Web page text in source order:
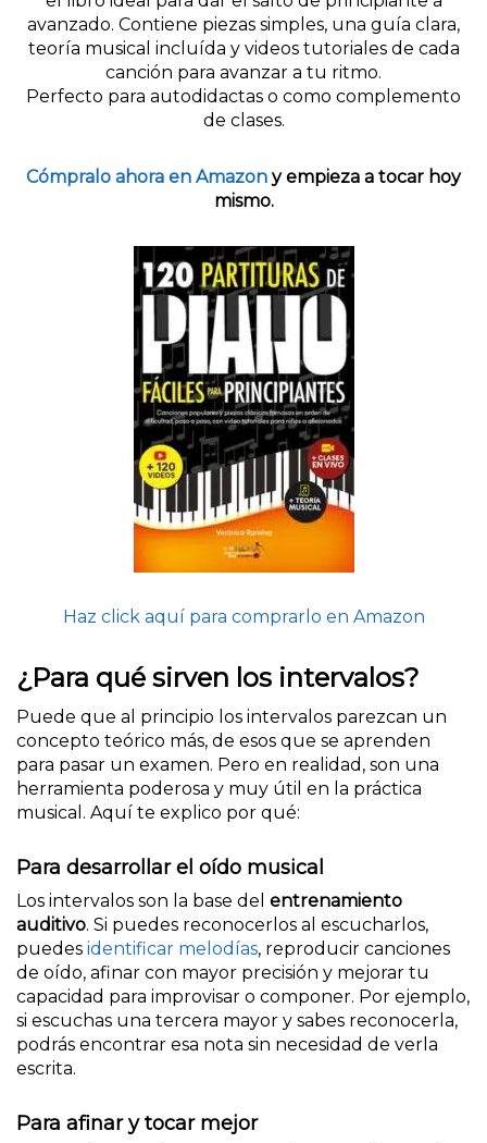
avanzado. Contiene piezas simples, una guía clara,
teoría musical incluída y videos tutoriales de cada
canción para avanzar a tu ritmo.
Perfecto para autodidactas o como complemento
de clases.
Cómpralo ahora en Amazon y empieza a tocar hoy
mismo.
Haz click aquí para comprarlo en Amazon
¿Para qué sirven los intervalos?
Puede que al principio los intervalos parezcan un
concepto teórico más, de esos que se aprenden
para pasar un examen. Pero en realidad, son una
herramienta poderosa y muy útil en la práctica
musical. Aquí te explico por qué:
Para desarrollar el oído musical
Los intervalos son la base del entrenamiento
auditivo. Si puedes reconocerlos al escucharlos,
puedes identificar melodías, reproducir canciones
de oído, afinar con mayor precisión y mejorar tu
capacidad para improvisar o componer. Por ejemplo,
si escuchas una tercera mayor y sabes reconocerla,
podrás encontrar esa nota sin necesidad de verla
escrita.
Para afinar y tocar mejor